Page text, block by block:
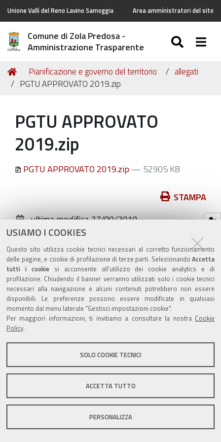
USIAMO I COOKIES
Questo sito utilizza cookie tecnici necessari al corretto funzionamento
delle pagine, e cookie di profilazione di terze parti. Selezionando Accetta
tutti i cookiesi acconsente all’utilizzo dei cookie analytics e di
profilazione. Chiudendo il banner verranno utilizzati solo i cookie tecnici
necessari alla navigazione e alcuni contenuti potrebbero non essere
disponibili. Le preferenze possono essere modificate in qualsiasi
momento dal menu laterale "Gestisci impostazioni cookie".
Per maggiori informazioni, ti invitiamo a consultare la nostra Cookie
Policy.
SOLO COOKIE TECNICI
ACCETTA TUTTO
PERSONALIZZA
Unione Valli del Reno Lavino Samoggia Area amministratori del sito
Comune di Zola Predosa -
Amministrazione Trasparente
Tu
sei
Home
Pianificazione e governo del territorio
allegati
PGTU APPROVATO 2019.zip
PGTU APPROVATO
2019.zip
PGTU APPROVATO 2019.zip — 52905 KB
documento
STAMPA
ultima modifica27/09/2019
Valuta questo sito
Sito istituzionale Comune di Zola Predosa
Privacy policy|DPO|Accessibilità